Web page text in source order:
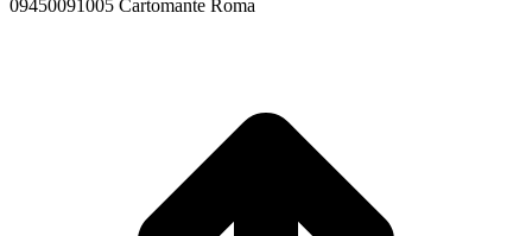
09450091005 Cartomante Roma